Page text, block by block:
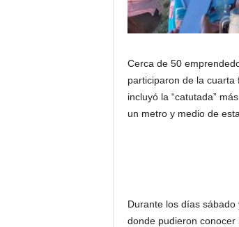
Cerca de 50
participaron de la
incluyó la “catutada”
un metro y medio de
Durante los días
donde pudieron conocer